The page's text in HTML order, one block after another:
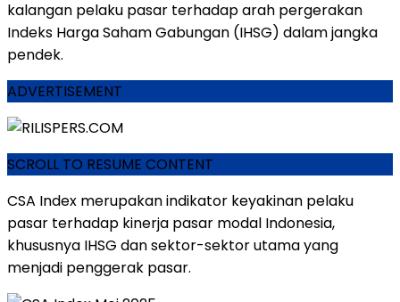
kalangan pelaku pasar terhadaparah pergerakan
Indeks HargaSahamGabungan (IHSG) dalamjangka
pendek.
ADVERTISEMENT
SCROLL TO RESUME CONTENT
CSA Index merupakanindikator keyakinan pelaku
pasar terhadap kinerja pasar modal Indonesia,
khususnya IHSG dansektor-sektorutamayang
menjadi penggerak pasar.